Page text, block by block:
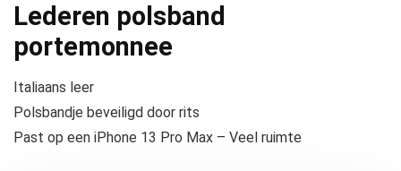
Lederen polsband
portemonnee
Italiaans leer
Polsbandje beveiligd door rits
Past op een iPhone 13 Pro Max – Veel ruimte